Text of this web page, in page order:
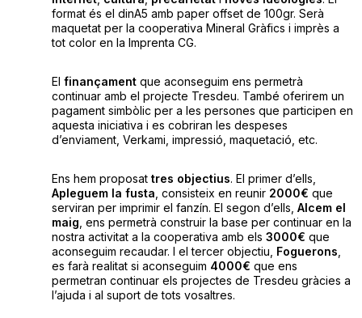
format és el dinA5 amb paper offset de 100gr. Serà
maquetat per la cooperativa Mineral Gràfics i imprès a
tot color en la Imprenta CG.
El finançament que aconseguim ens permetrà
continuar amb el projecte Tresdeu. També oferirem un
pagament simbòlic per a les persones que participen en
aquesta iniciativa i es cobriran les despeses
d’enviament, Verkami, impressió, maquetació, etc.
Ens hem proposat tres objectius. El primer d’ells,
Apleguem la fusta , consisteix en reunir 2000€ que
serviran per imprimir el fanzín. El segon d’ells, Alcem el
maig , ens permetrà construir la base per continuar en la
nostra activitat a la cooperativa amb els 3000€ que
aconseguim recaudar. I el tercer objectiu, Foguerons
es farà realitat si aconseguim 4000€ que ens
permetran continuar els projectes de Tresdeu gràcies a
l’ajuda i al suport de tots vosaltres.